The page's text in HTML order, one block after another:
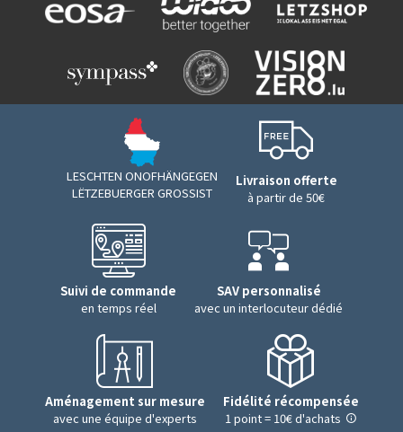
LESCHTEN ONOFHÄNGEGEN
LËTZEBUERGER GROSSIST
Livraison offerte
à partir de 50€
Suivi de commande
en temps réel
SAV personnalisé
avec un interlocuteur dédié
Aménagement sur mesure
avec une équipe d'experts
Fidélité récompensée
1 point = 10€ d'achats